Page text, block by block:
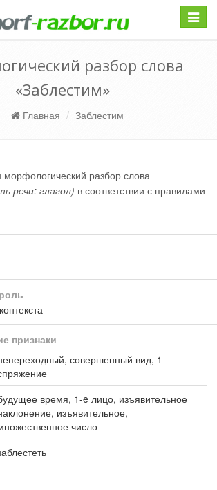
разбор слова
«Заблестим»
Главная Заблестим
разбор слова
речи: глагол) в соответствии с правилами
признаки
совершенный вид, 1
время, 1-e лицо, изъявительное
изъявительное,
число